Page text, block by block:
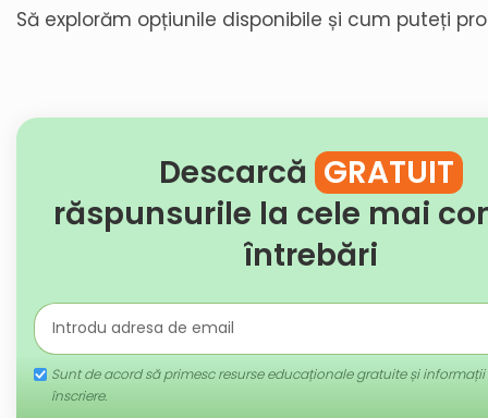
Să explorăm opțiunile disponibile și cum puteți
Descarcă GRATUIT
răspunsurile la cele mai
întrebări
Sunt de acord să primesc resurse educaționale gratuite și informații
înscriere.